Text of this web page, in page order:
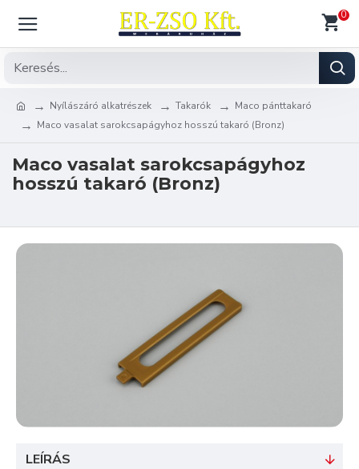
0
Nyílászáró alkatrészek Takarók
Maco pánttakaró
Maco vasalat sarokcsapágyhoz hosszú takaró (Bronz)
Maco vasalat sarokcsapágyhoz
hosszú takaró (Bronz)
LEÍRÁS